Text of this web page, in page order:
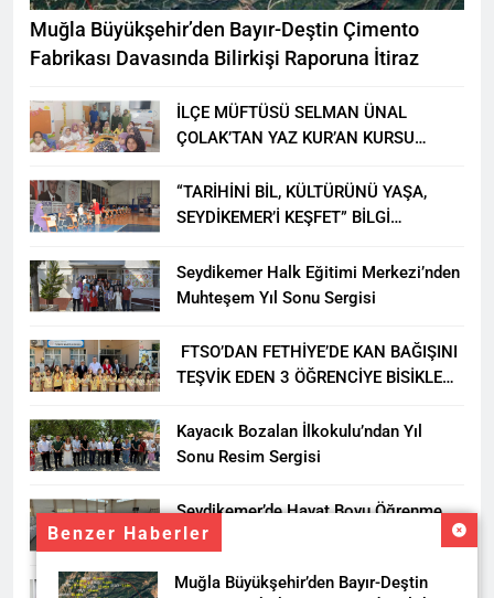
Benzer Haberler
Muğla Büyükşehir’den Bayır-Deştin
Muğla Büyükşehir’den Bayır-Deştin Çimento
Fabrikası Davasında Bilirkişi Raporuna İtiraz
İLÇE MÜFTÜSÜ SELMAN ÜNAL
ÇOLAK’TAN YAZ KUR’AN KURSU
“TARİHİNİ BİL, KÜLTÜRÜNÜ YAŞA,
SEYDİKEMER’İ KEŞFET” BİLGİ
Seydikemer Halk Eğitimi Merkezi’nden
Muhteşem Yıl Sonu Sergisi
FTSO’DAN FETHİYE’DE KAN BAĞIŞINI
TEŞVİK EDEN 3 ÖĞRENCİYE BİSİKLET
Kayacık Bozalan İlkokulu’ndan Yıl
Sonu Resim Sergisi
Seydikemer’de Hayat Boyu Öğrenme
Haftası Kadıköy Sergisiyle Başladı
DALAMAN KENT PARK PROJESİ İÇİN